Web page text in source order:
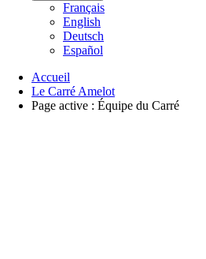
Français
English
Deutsch
Español
Accueil
Le Carré Amelot
Page active : Équipe du Carré